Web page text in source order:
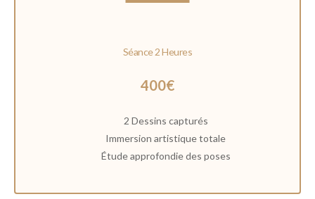
Séance 2 Heures
400€
2 Dessins capturés
Immersion artistique totale
Étude approfondie des poses